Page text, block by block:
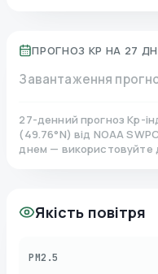
ПРОГНОЗ KP НА 27
Завантаження
27-денний прогноз Kp-
(49.76°N)від NOAA
днем — використовуйте
Якість повітря
PM2.5